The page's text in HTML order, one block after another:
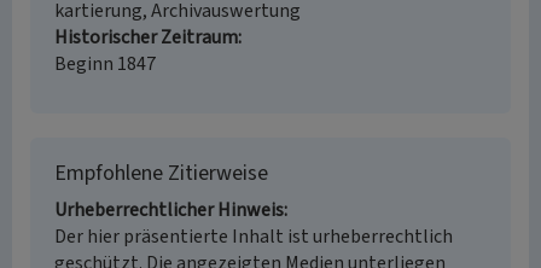
kartierung, Archivauswertung
Historischer Zeitraum
Beginn 1847
Empfohlene Zitierweise
Urheberrechtlicher Hinweis
Der hier präsentierte Inhalt ist urheberrechtlich